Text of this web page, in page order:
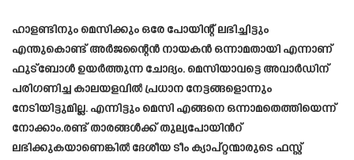
ഹാളണ്ടിനും മെസിക്കും ഒരേ പോയിന്റ് ലഭിച്ചിട്ടും
എന്തുകൊണ്ട് അര്‍ജന്റൈന്‍ നായകന്‍ ഒന്നാമതായി എന്നാണ്
ഫുട്‌ബോള്‍ ഉയര്‍ത്തുന്ന ചോദ്യം. മെസിയാവട്ടെ അവാര്‍ഡിന്
പരിഗണിച്ച കാലയളവില്‍ പ്രധാന നേട്ടങ്ങളൊന്നും
നേടിയിട്ടുമില്ല. എന്നിട്ടും മെസി എങ്ങനെ ഒന്നാമതെത്തിയെന്ന്
നോക്കാം.രണ്ട് താരങ്ങള്‍ക്ക് തുല്യപോയിന്‍റ്
ലഭിക്കുകയാണെങ്കില്‍ ദേശീയ ടീം ക്യാപ്റ്റന്മാരുടെ ഫസ്റ്റ്